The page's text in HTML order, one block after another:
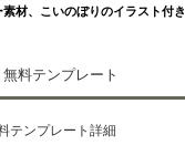
材、こいのぼりのイラスト付き
無料テンプレート
テンプレート詳細